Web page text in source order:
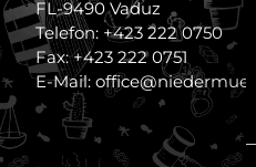
FL-9490 Vaduz
Telefon: +423 222 0750
Fax: +423 222 0751
E-Mail: